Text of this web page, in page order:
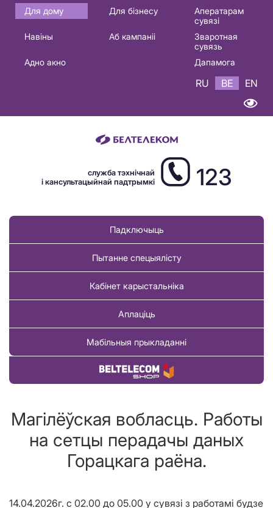
Основная
навигация
Для дому Для бізнесу
Аператарам
сувязі
Навіны
Аб кампаніі
Зваротная
сувязь
Адно акно
Дапамога
RU BE EN
служба тэхнічнай
і кансультацыйнай падтрымкі
123
Падключыць
Пытанне спецыялісту
Кабінет карыстальніка
Аплаціць
Мабільныя прыкладанні
Купіць тавар
Магілёўская вобласць. Работы
на сетцы перадачы даных
Горацкага раёна.
14.04.2026г. с 02.00 до 05.00 у сувязі з работамі будзе